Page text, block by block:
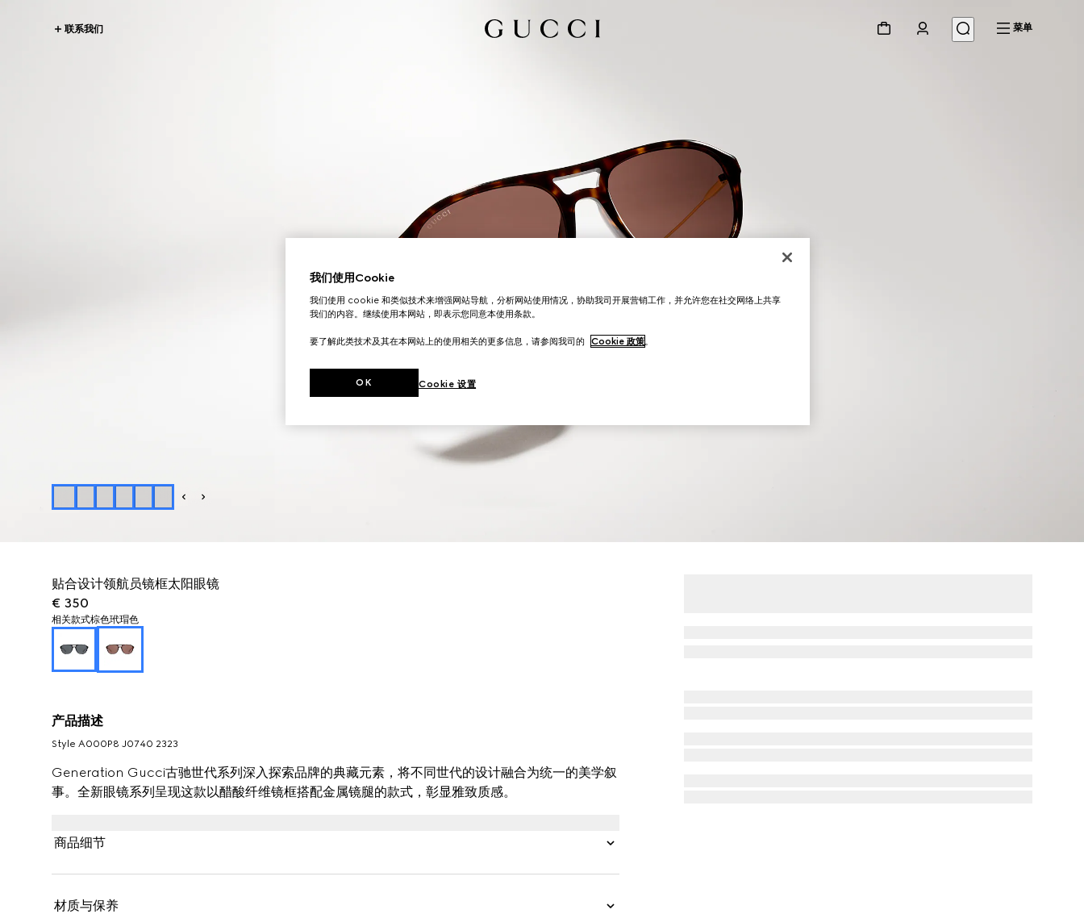
联系我们 菜单
贴合设计领航员镜框太阳眼镜
€ 350
相关款式棕色玳瑁色
产品描述
Style ‎A000P8 J0740 2323
Generation Gucci古驰世代系列深入探索品牌的典藏元素，将不同世代的设计融合为统一的美学叙
事。全新眼镜系列呈现这款以醋酸纤维镜框搭配金属镜腿的款式，彰显雅致质感。
商品细节
材质与保养
我们使用Cookie
我们使用 cookie 和类似技术来增强网站导航，分析网站使用情况，协助我司开展营销工作，并允许您在社交网络上共享
我们的内容。继续使用本网站，即表示您同意本使用条款。
要了解此类技术及其在本网站上的使用相关的更多信息，请参阅我司的 Cookie 政策。
Cookie 设置
OK